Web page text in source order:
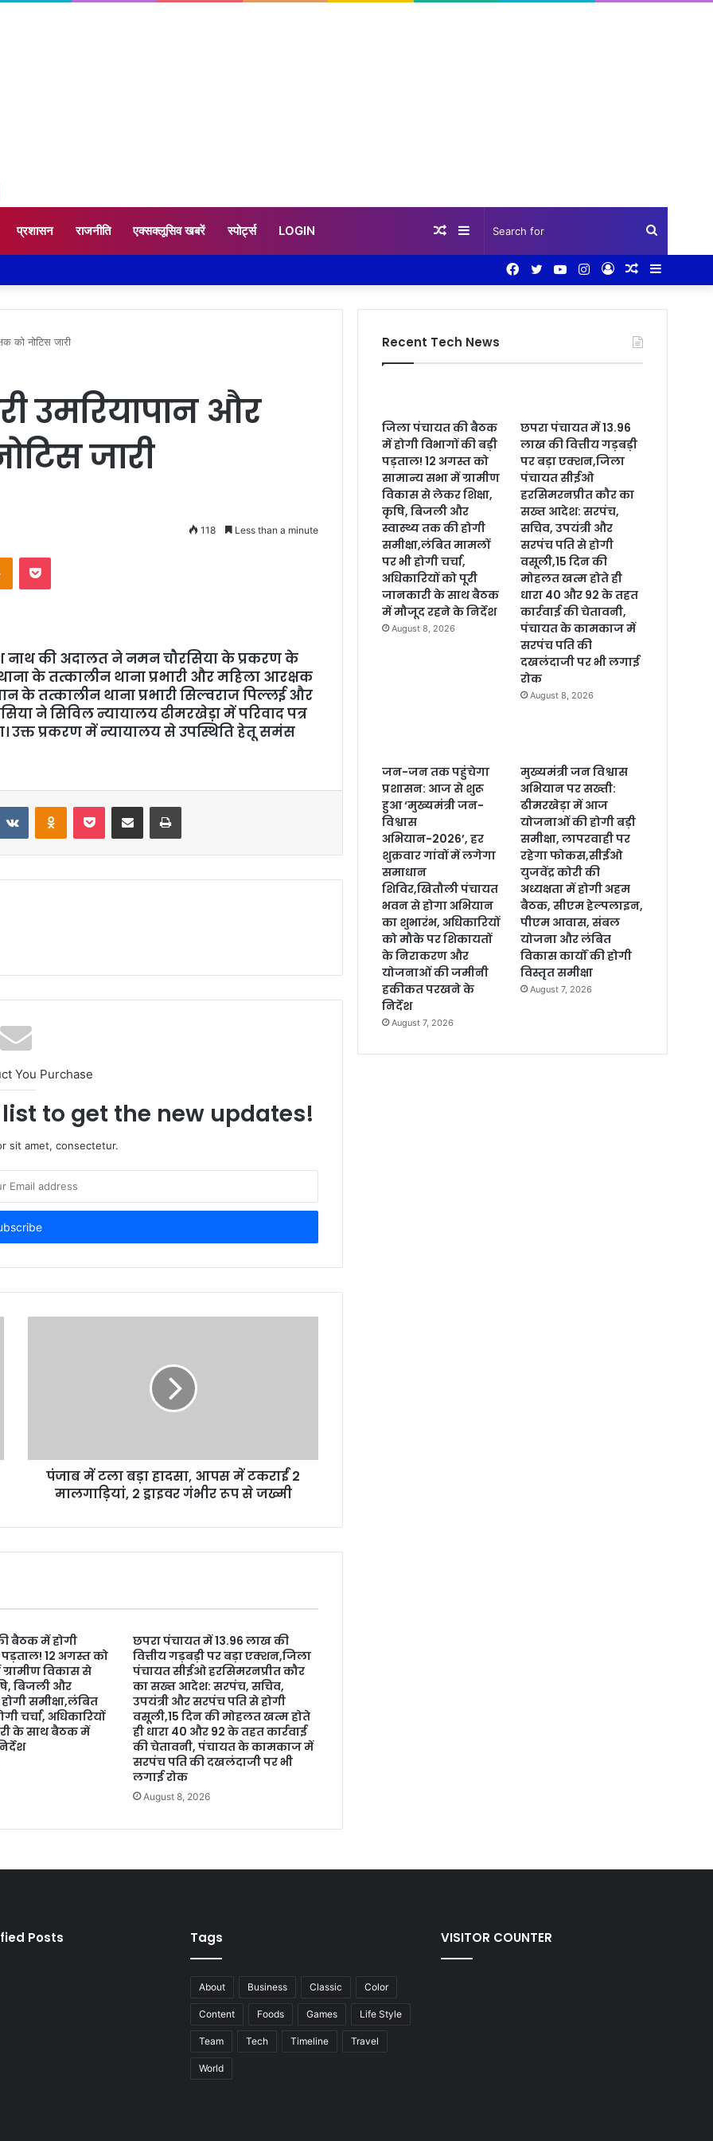
प्रशासन राजनीति एक्सक्लूसिव खबरें स्पोर्ट्स LOGIN
for
Sidebar
Random
Random
Log
Instagram
YouTube
Twitter
Facebook
को नोटिस जारी
उमरियापान और
जारी
118 Less than a minute
नाथ की अदालत ने नमन चौरसिया के प्रकरण के
के तत्कालीन थाना प्रभारी और महिला आरक्षक
के तत्कालीन थाना प्रभारी सिल्वराज पिल्लई और
ने सिविल न्यायालय ढीमरखेड़ा में परिवाद पत्र
उक्त प्रकरण में न्यायालय से उपस्थिति हेतू समंस
You Purchase
to get the new updates!
sit amet, consectetur.
पंजाब में टला बड़ा हादसा, आपस में टकराईं 2
मालगाड़ियां, 2 ड्राइवर गंभीर रूप से जख्मी
बैठक में होगी
पड़ताल! 12 अगस्त को
विकास से
बिजली और
समीक्षा,लंबित
चर्चा, अधिकारियों
के साथ बैठक में
छपरा पंचायत में 13.96 लाख की
वित्तीय गड़बड़ी पर बड़ा एक्शन,जिला
पंचायत सीईओ हरसिमरनप्रीत कौर
का सख्त आदेश: सरपंच, सचिव,
उपयंत्री और सरपंच पति से होगी
वसूली,15 दिन की मोहलत खत्म होते
ही धारा 40 और 92 के तहत कार्रवाई
की चेतावनी, पंचायत के कामकाज में
सरपंच पति की दखलंदाजी पर भी
लगाई रोक
August 8, 2026
Recent Tech News
जिला पंचायत की बैठक
में होगी विभागों की बड़ी
पड़ताल! 12 अगस्त को
सामान्य सभा में ग्रामीण
विकास से लेकर शिक्षा,
कृषि, बिजली और
स्वास्थ्य तक की होगी
समीक्षा,लंबित मामलों
पर भी होगी चर्चा,
अधिकारियों को पूरी
जानकारी के साथ बैठक
में मौजूद रहने के निर्देश
August 8, 2026
छपरा पंचायत में 13.96
लाख की वित्तीय गड़बड़ी
पर बड़ा एक्शन,जिला
पंचायत सीईओ
हरसिमरनप्रीत कौर का
सख्त आदेश: सरपंच,
सचिव, उपयंत्री और
सरपंच पति से होगी
वसूली,15 दिन की
मोहलत खत्म होते ही
धारा 40 और 92 के तहत
कार्रवाई की चेतावनी,
पंचायत के कामकाज में
सरपंच पति की
दखलंदाजी पर भी लगाई
रोक
August 8, 2026
जन-जन तक पहुंचेगा
प्रशासन: आज से शुरू
हुआ ‘मुख्यमंत्री जन-
विश्वास
अभियान-2026’, हर
शुक्रवार गांवों में लगेगा
समाधान
शिविर,खितौली पंचायत
भवन से होगा अभियान
का शुभारंभ, अधिकारियों
को मौके पर शिकायतों
के निराकरण और
योजनाओं की जमीनी
हकीकत परखने के
निर्देश
August 7, 2026
मुख्यमंत्री जन विश्वास
अभियान पर सख्ती:
ढीमरखेड़ा में आज
योजनाओं की होगी बड़ी
समीक्षा, लापरवाही पर
रहेगा फोकस,सीईओ
युजवेंद्र कोरी की
अध्यक्षता में होगी अहम
बैठक, सीएम हेल्पलाइन,
पीएम आवास, संबल
योजना और लंबित
विकास कार्यों की होगी
विस्तृत समीक्षा
August 7, 2026
Posts Tags
About Business Classic Color
Content Foods Games Life Style
Team Tech Timeline Travel
World
VISITOR COUNTER